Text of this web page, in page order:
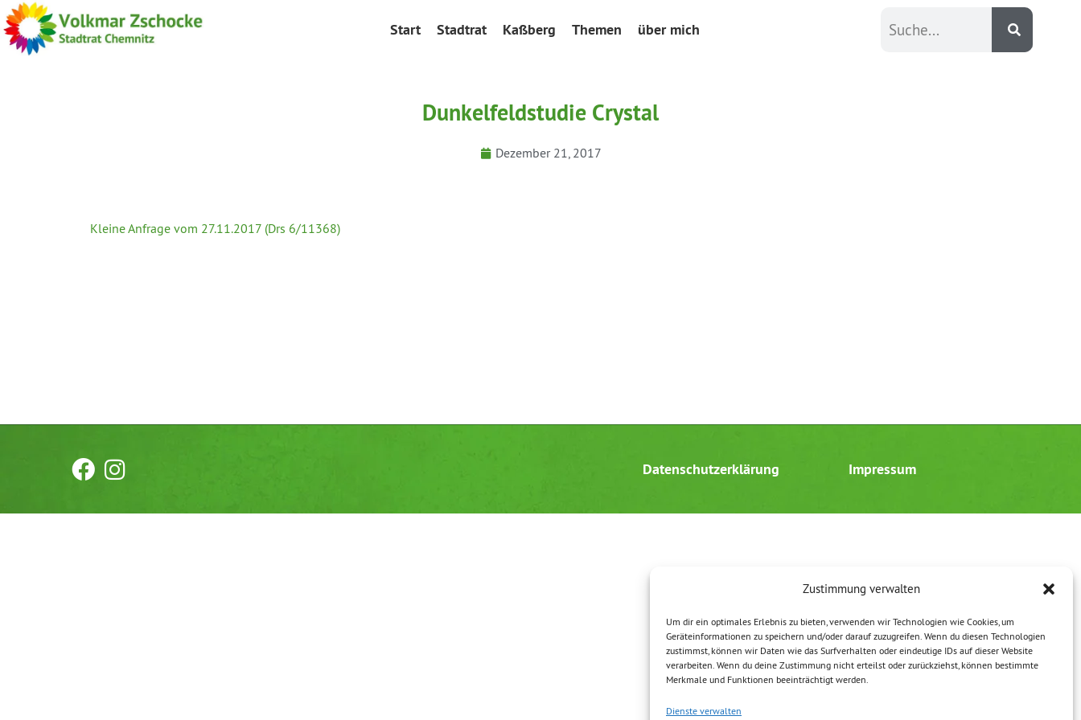
Zustimmung verwalten
Um dir ein optimales Erlebnis zu bieten, verwenden wir Technologien wie Cookies, um
Geräteinformationen zu speichern und/oder darauf zuzugreifen. Wenn du diesen Technologien
zustimmst, können wir Daten wie das Surfverhalten oder eindeutige IDs auf dieser Website
verarbeiten. Wenn du deine Zustimmung nicht erteilst oder zurückziehst, können bestimmte
Merkmale und Funktionen beeinträchtigt werden.
Dienste verwalten
Start Stadtrat Kaßberg Themen über mich
Dunkelfeldstudie Crystal
Dezember 21, 2017
Kleine Anfrage vom 27.11.2017 (Drs 6/11368)
Datenschutzerklärung Impressum